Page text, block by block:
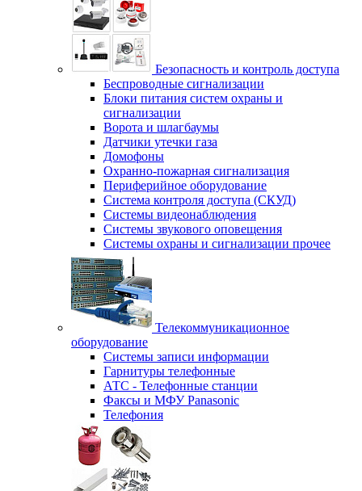
Безопасность и контроль доступа
Беспроводные сигнализации
Блоки питания систем охраны и
сигнализации
Ворота и шлагбаумы
Датчики утечки газа
Домофоны
Охранно-пожарная сигнализация
Периферийное оборудование
Система контроля доступа (СКУД)
Системы видеонаблюдения
Системы звукового оповещения
Системы охраны и сигнализации прочее
Телекоммуникационное
оборудование
Системы записи информации
Гарнитуры телефонные
АТС - Телефонные станции
Факсы и МФУ Panasonic
Телефония